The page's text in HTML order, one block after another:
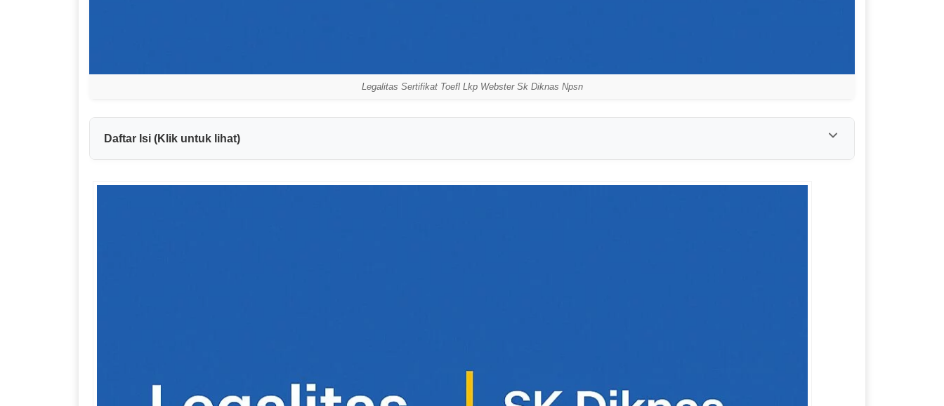
Legalitas Sertifikat Toefl Lkp Webster Sk Diknas Npsn
Daftar Isi (Klik untuk lihat)